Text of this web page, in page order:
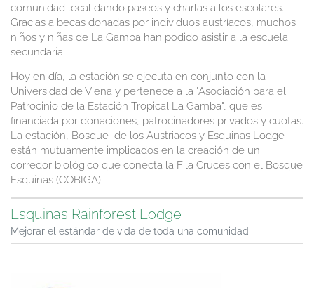
comunidad local dando paseos y charlas a los escolares.
Gracias a becas donadas por individuos austríacos, muchos
niños y niñas de La Gamba han podido asistir a la escuela
secundaria.
Hoy en día, la estación se ejecuta en conjunto con la
Universidad de Viena y pertenece a la "Asociación para el
Patrocinio de la Estación Tropical La Gamba", que es
financiada por donaciones, patrocinadores privados y cuotas.
La estación, Bosque de los Austriacos y Esquinas Lodge
están mutuamente implicados en la creación de un
corredor biológico que conecta la Fila Cruces con el Bosque
Esquinas (COBIGA).
Esquinas Rainforest Lodge
Mejorar el estándar de vida de toda una comunidad